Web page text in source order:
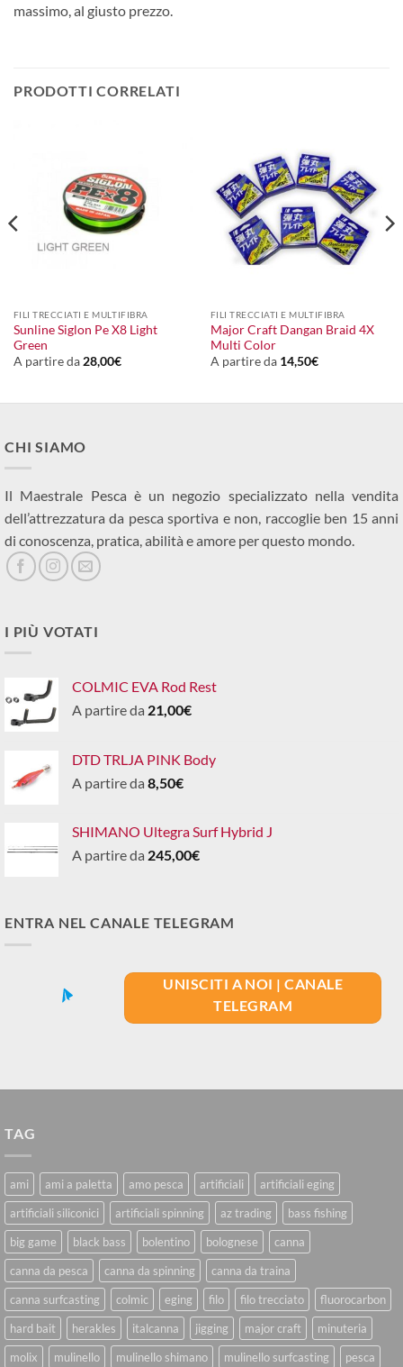
massimo, al giusto prezzo.
PRODOTTI CORRELATI
FILI TRECCIATI E MULTIFIBRA
Sunline Siglon Pe X8 Light
Green
A partire da28,00€
FILI TRECCIATI E MULTIFIBRA
Major Craft Dangan Braid 4X
Multi Color
A partire da 14,50€
CHI SIAMO
Il Maestrale Pesca è un negozio specializzato nella vendita
dell’attrezzatura da pesca sportiva e non, raccoglie ben 15 anni
di conoscenza, pratica, abilità e amore per questo mondo.
I PIÙ VOTATI
COLMIC EVA Rod Rest
A partire da 21,00€
DTD TRLJA PINK Body
A partire da 8,50€
SHIMANO Ultegra Surf Hybrid J
A partire da 245,00€
ENTRA NEL CANALE TELEGRAM
UNISCITI A NOI | CANALE
TELEGRAM
TAG
ami ami a paletta amo pesca artificiali
artificiali eging
artificiali siliconici
artificiali spinning az trading
bass fishing
big game
black bass bolentino bolognese
canna
canna da pesca
canna da spinning
canna da traina
canna surfcasting
colmic eging filo filo trecciato
fluorocarbon
hard bait
herakles italcanna jigging major craft
minuteria
molix
mulinello mulinello shimano mulinello surfcasting pesca